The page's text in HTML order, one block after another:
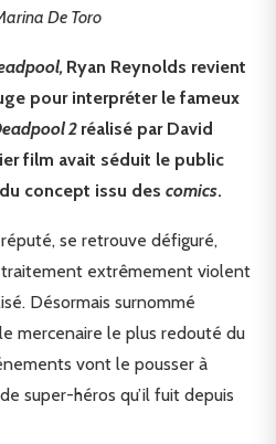
De Toro
Ryan Reynolds revient
pour interpréter le fameux
2 réalisé par David
film avait séduit le public
concept issu des comics.
se retrouve défiguré,
traitement extrêmement violent
Désormais surnommé
mercenaire le plus redouté du
vont le pousser à
super-héros qu’il fuit depuis